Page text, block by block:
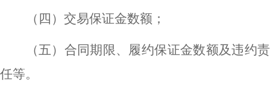
（四）交易保证金数额；
（五）合同期限、履约保证金数额及违约责
任等。